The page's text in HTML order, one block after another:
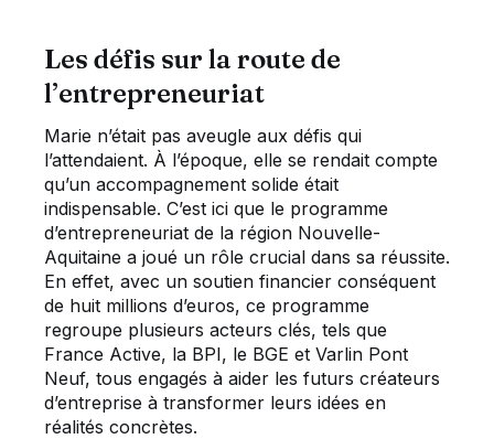
Les défis sur la route de
l’entrepreneuriat
Marie n’était pas aveugle aux défis qui
l’attendaient. À l’époque, elle se rendait compte
qu’un accompagnement solide était
indispensable. C’est ici que le programme
d’entrepreneuriat de la région Nouvelle-
Aquitaine a joué un rôle crucial dans sa réussite.
En effet, avec un soutien financier conséquent
de huit millions d’euros, ce programme
regroupe plusieurs acteurs clés, tels que
France Active, la BPI, le BGE et Varlin Pont
Neuf, tous engagés à aider les futurs créateurs
d’entreprise à transformer leurs idées en
réalités concrètes.